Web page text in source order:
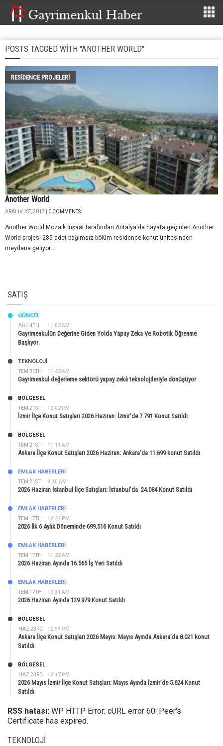
POSTS TAGGED WITH "ANOTHER WORLD"
RESIDENCE PROJELERI
Another World
ARALIK 1ST, 2017 | 0 COMMENTS
Another World Mozaik İnşaat tarafından Antalya'da hayata geçirilen Another
World projesi 285 adet bağımsız bölüm residence konut ünitesinden
meydana geliyor....
SATIŞ
AĞU 4TH 11:02 AM
GÜNCEL
Gayrimenkulün Değerine Giden Yolda Yapay Zeka Ve Robotik Öğrenme
Başlıyor
TEM 30TH 11:42 AM
TEKNOLOJİ
Gayrimenkul değerleme sektörü yapay zekâ teknolojileriyle dönüşüyor
TEM 21ST 12:02 PM
BÖLGESEL
İzmir İlçe Konut Satışları 2026 Haziran: İzmir’de 7.791 Konut Satıldı
TEM 21ST 11:11 AM
BÖLGESEL
Ankara İlçe Konut Satışları 2026 Haziran: Ankara’da 11.699 konut Satıldı
TEM 21ST 9:40 AM
EMLAK HABERLERI
2026 Haziran İstanbul İlçe Satışları: İstanbul’da 24.084 Konut Satıldı
TEM 17TH 12:44 PM
EMLAK HABERLERI
2026 İlk 6 Aylık Döneminde 699.516 Konut Satıldı
TEM 17TH 11:22 AM
EMLAK HABERLERI
2026 Haziran Ayında 16.565 İş Yeri Satıldı
TEM 17TH 10:31 AM
EMLAK HABERLERI
2026 Haziran Ayında 129.979 Konut Satıldı
HAZ 23RD 12:59 PM
BÖLGESEL
Ankara İlçe Konut Satışları 2026 Mayıs: Mayıs Ayında Ankara’da 8.021 konut
Satıldı
HAZ 23RD 12:17 PM
BÖLGESEL
2026 Mayıs İzmir İlçe Konut Satışları: Mayıs Ayında İzmir’de 5.624 Konut
Satıldı
RSS hatası: WP HTTP Error: cURL error 60: Peer's
Certificate has expired.
TEKNOLOJI